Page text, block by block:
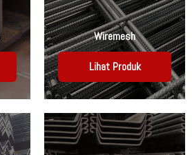
Wiremesh
Lihat Produk